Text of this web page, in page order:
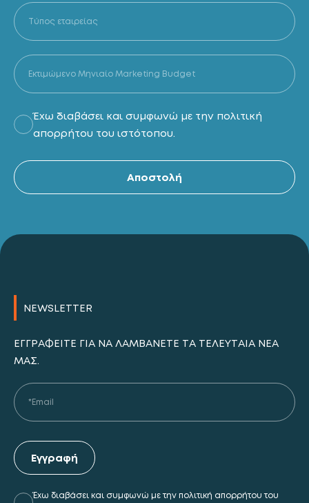
Έχω διαβάσει και συμφωνώ με την πολιτική
απορρήτου του ιστότοπου.
Αποστολή
NEWSLETTER
ΕΓΓΡΑΦΕΊΤΕ ΓΙΑ ΝΑ ΛΑΜΒΆΝΕΤΕ ΤΑ ΤΕΛΕΥΤΑΊΑ ΝΈΑ
ΜΑΣ.
Εγγραφή
Έχω διαβάσει και συμφωνώ με την πολιτική απορρήτου του